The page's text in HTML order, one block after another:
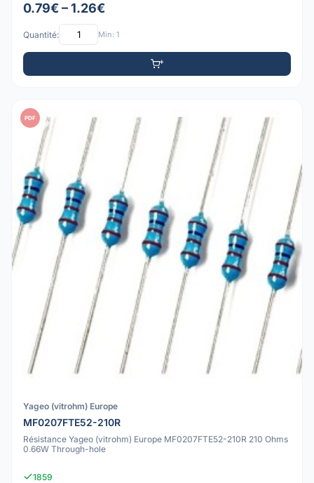
0.79€ – 1.26€
Quantité: Min: 1
PDF
Yageo (vitrohm) Europe
MF0207FTE52-210R
Résistance Yageo (vitrohm) Europe MF0207FTE52-210R 210 Ohms
0.66W Through-hole
1859